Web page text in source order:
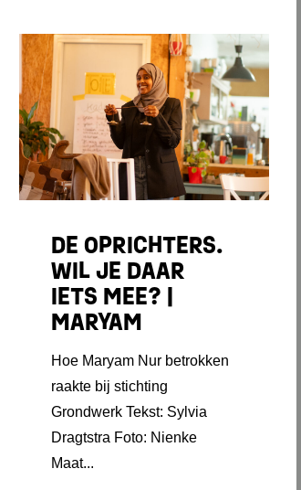
DE OPRICHTERS.
WIL JE DAAR
IETS MEE? |
MARYAM
Hoe Maryam Nur betrokken
raakte bij stichting
Grondwerk Tekst: Sylvia
Dragtstra Foto: Nienke
Maat...